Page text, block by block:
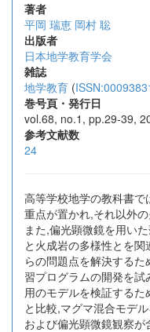
著者
平岡 瑞恵 岡村 聡
出版者
日本地学教育学会
雑誌
地学教育 (
巻号頁・発行日
vol.68, no.1, pp.29-39,
参考文献数
24
高等学校地学の教科書
重点が置かれ,それ以外
また,偏光顕微鏡を用い
と火成岩の多様性とを
らの問題点を解決する
習プログラムの開発を
用のモデルを検証する
と比較,マグマ混合モデ
および偏光顕微鏡観察が